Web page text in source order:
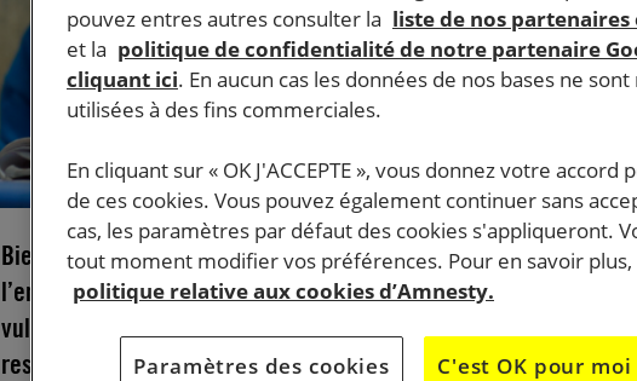
Bien qu’ils soient consacrés par le droit international, les droits
l’enfant restent largement bafoués partout dans le monde. Face
vulnérabilité, il est urgent de les protéger et de mieux garantir le
respect de leurs droits.
pouvez entres autres consulter la liste de nos
et la politique de confidentialité de notre partenaire
cliquant ici. En aucun cas les données de nos bases ne
utilisées à des fins commerciales.
En cliquant sur « OK J'ACCEPTE », vous donnez votre accord
de ces cookies. Vous pouvez également continuer sans
cas, les paramètres par défaut des cookies s'appliqueront.
tout moment modifier vos préférences. Pour en savoir plus,
politique relative aux cookies d’Amnesty.
Paramètres des cookies C'est OK pour moi